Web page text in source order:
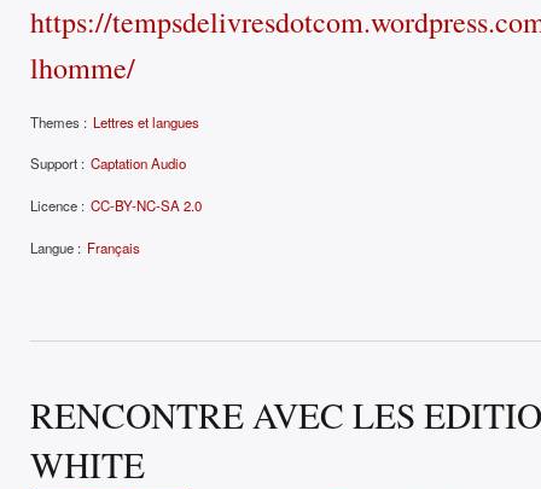
https://
lhomme/
Themes : Lettres et langues
Support : Captation Audio
Licence : CC-BY-NC-SA 2.0
Langue : Français
RENCONTRE AVEC LES
WHITE